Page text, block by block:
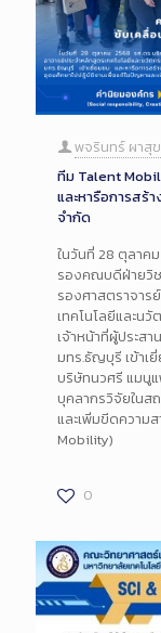
พจรินทร์ ผาสุข
ทีม Talent
และหารือการสร้
จำกัด
ในวันที่ 28 ตุลาค
รองคณบดีฝ่ายวิช
รองศาสตราจาร
เทคโนโลยีและน
เจ้าหน้าที่ผู้ประส
มทร.ธัญบุรี เข้าเ
บริษัทนวศรี แมนู
บุคลากรวิจัยในส
และเพิ่มขีดความ
Mobility)
0